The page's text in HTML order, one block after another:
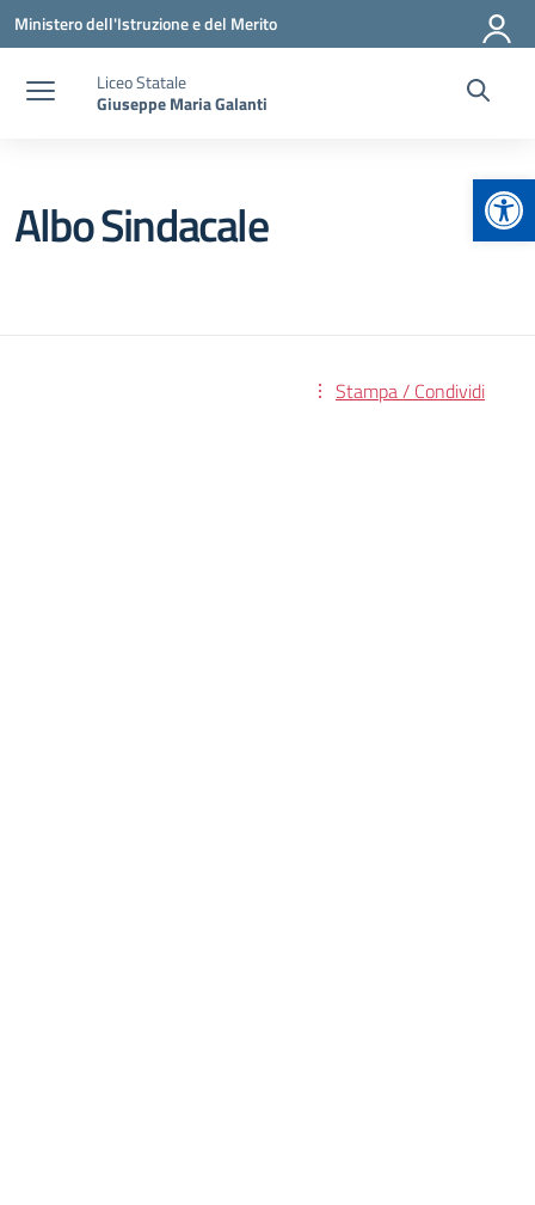
Vai ai contenuti
Vai al menu di navigazione
Vai al footer
Ministero dell'Istruzione e del Merito
Liceo Statale
Giuseppe Maria Galanti
Albo Sindacale
Stampa / Condividi